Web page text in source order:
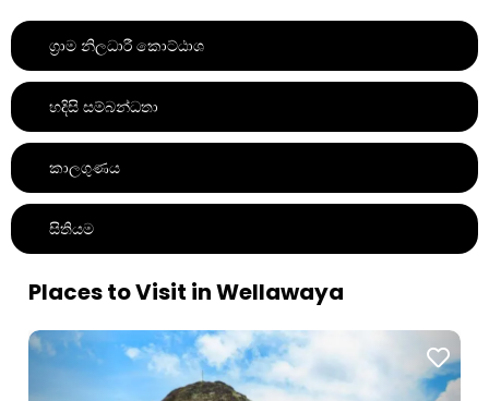
ග්‍රාම නිලධාරී කොට්ඨාශ
හදිසි සම්බන්ධතා
කාලගුණය
සිතියම
Places to Visit in Wellawaya